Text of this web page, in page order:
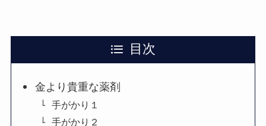
目次
金より貴重な薬剤
手がかり１
手がかり２